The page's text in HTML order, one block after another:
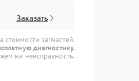
Заказать
запчастей.
диагностику.
на неисправность.